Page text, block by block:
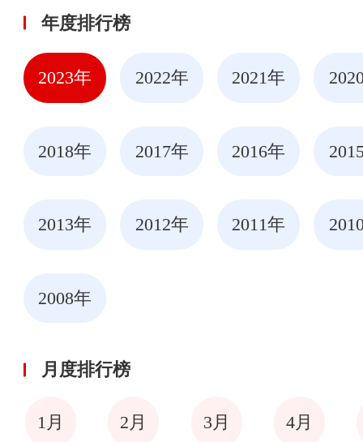
年度排行榜
2023年 2022年 2021年
2018年 2017年 2016年
2013年 2012年 2011年
2008年
月度排行榜
1月 2月 3月 4月